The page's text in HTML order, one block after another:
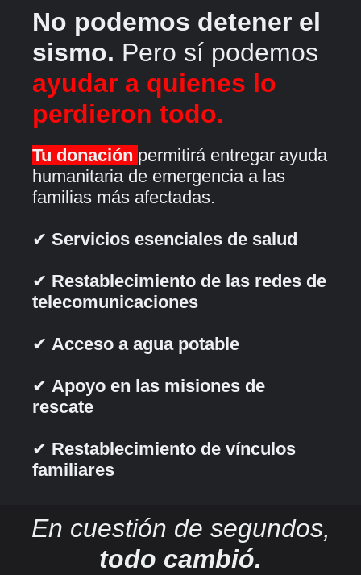
No podemos detener el
sismo. Pero sí podemos
ayudar a quienes lo
perdieron todo.
Tu donación permitirá entregar ayuda
humanitaria de emergencia a las
familias más afectadas.
✔ Servicios esenciales de salud
✔ Restablecimiento de las redes de
telecomunicaciones
✔ Acceso a agua potable
✔ Apoyo en las misiones de
rescate
✔ Restablecimiento de vínculos
familiares
En cuestión de segundos,
todo cambió.